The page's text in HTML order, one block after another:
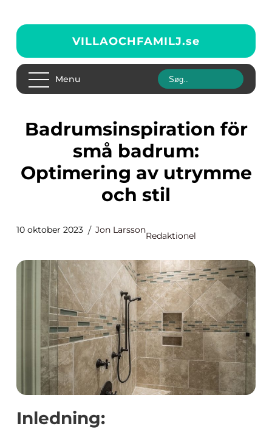
VILLAOCHFAMILJ.se
Menu
Badrumsinspiration för
små badrum:
Optimering av utrymme
och stil
10 oktober 2023 Jon Larsson
Redaktionel
Inledning: